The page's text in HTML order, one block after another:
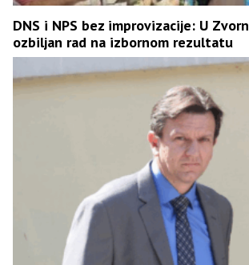
DNS i NPS bez improvizacije: U
ozbiljan rad na izbornom rezultatu